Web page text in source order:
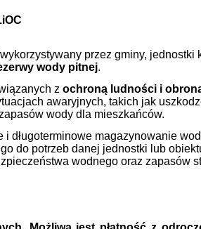
przez gminy, jednostki
wody pitnej.
zochroną ludności i
awaryjnych, takich jak
wody dla mieszkańców.
długoterminowe magazynowanie
do potrzeb danej jednostki lub
wodnego oraz zapasów